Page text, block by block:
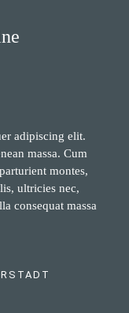
adipiscing elit.
massa. Cum
montes,
ultricies nec,
consequat massa